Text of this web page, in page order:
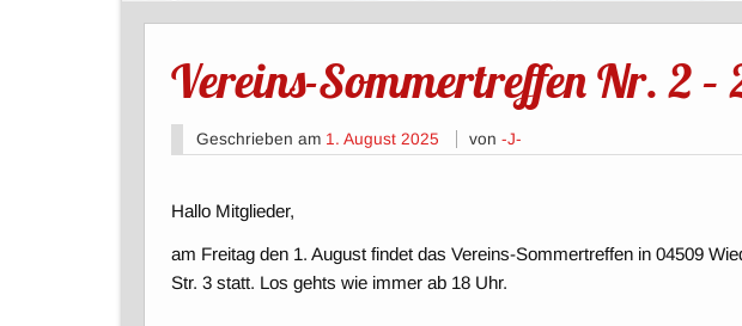
Vereins-Sommertreffen Nr. 2 –
Geschrieben am 1. August 2025 von-J-
Hallo Mitglieder,
am Freitag den 1. August findet das Vereins-Sommertreffen in 04509
Str. 3 statt. Los gehts wie immer ab 18 Uhr.